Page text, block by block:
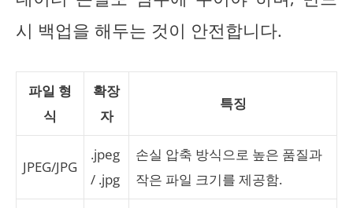
시 백업을 해두는 것이 안전합니다.
파일 형
식
확장
자
특징
JPEG/JPG
.jpeg
/ .jpg
손실 압축 방식으로 높은 품질과
작은 파일 크기를 제공함.